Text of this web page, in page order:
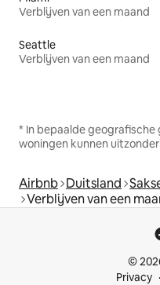
Verblijven van een maand
Seattle
Verblijven van een maand
* In bepaalde
woningen kunnen
Airbnb Duitsland
Verblijven van een
©
Privacy